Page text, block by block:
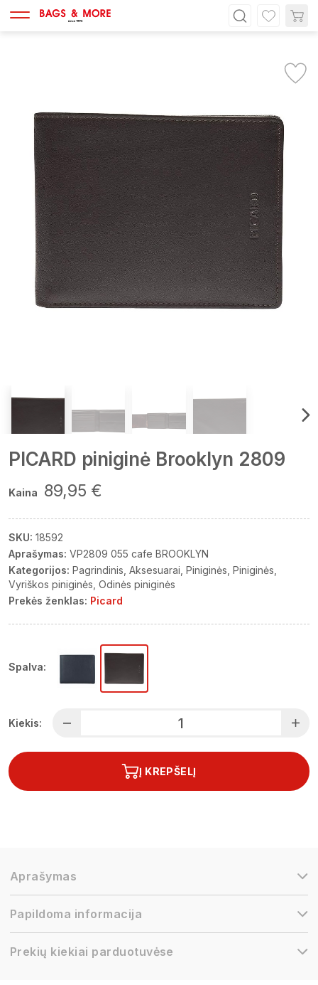
PICARD piniginė Brooklyn 2809
Kaina 89,95 €
SKU: 18592
Aprašymas: VP2809 055 cafe BROOKLYN
Kategorijos: Pagrindinis Aksesuarai Piniginės Piniginės
Vyriškos piniginės Odinės piniginės
Prekės ženklas: Picard
Spalva:
Kiekis:
Į KREPŠELĮ
Aprašymas
Papildoma informacija
Prekių kiekiai parduotuvėse